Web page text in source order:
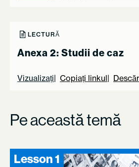
LECTURĂ
Anexa 2: Studii de caz
Vizualizați Copiați linkul
Pe această temă
Lesson 1